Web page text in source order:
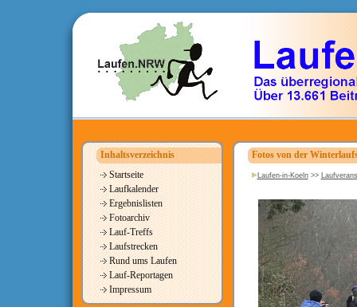
Inhaltsverzeichnis
Startseite
Laufkalender
Ergebnislisten
Fotoarchiv
Lauf-Treffs
Laufstrecken
Rund ums Laufen
Lauf-Reportagen
Impressum
Fotos von der
Laufen-in-Koeln>>